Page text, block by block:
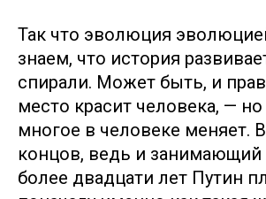
Так что эволюция
знаем, что история
спирали. Может быть, и
место красит человека, —
многое в человеке меняет.
концов, ведь и занимающий
более двадцати лет Путин